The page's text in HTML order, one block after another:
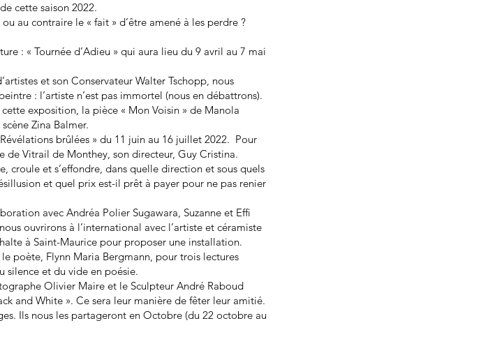
cette saison 2022.
au contraire le « fait » d’être amené à les perdre ?
: « Tournée d’Adieu » qui aura lieu du 9 avril au 7 mai
et son Conservateur Walter Tschopp, nous
: l’artiste n’est pas immortel (nous en débattrons).
exposition, la pièce « Mon Voisin » de Manola
Zina Balmer.
brûlées » du 11 juin au 16 juillet 2022. Pour
de Vitrail de Monthey, son directeur, Guy Cristina.
croule et s’effondre, dans quelle direction et sous quels
et quel prix est-il prêt à payer pour ne pas renier
avec Andréa Polier Sugawara, Suzanne et Effi
ouvrirons à l’international avec l’artiste et céramiste
à Saint-Maurice pour proposer une installation.
poète, Flynn Maria Bergmann, pour trois lectures
silence et du vide en poésie.
Olivier Maire et le Sculpteur André Raboud
and White ». Ce sera leur manière de fêter leur amitié.
Ils nous les partageront en Octobre (du 22 octobre au